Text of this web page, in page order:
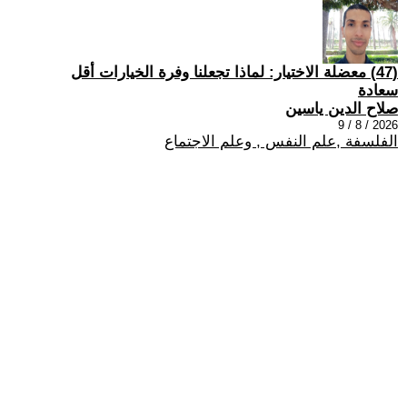
(47) معضلة الاختيار: لماذا تجعلنا وفرة الخيارات أقل
سعادة
صلاح الدين ياسين
2026 / 8 / 9
الفلسفة ,علم النفس , وعلم الاجتماع